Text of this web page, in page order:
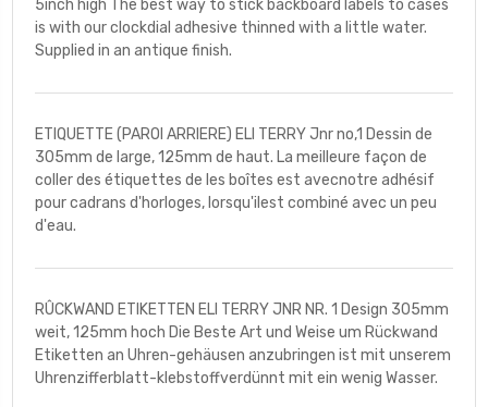
5inch high The best way to stick backboard labels to cases
is with our clockdial adhesive thinned with a little water.
Supplied in an antique finish.
ETIQUETTE (PAROI ARRIERE) ELI TERRY Jnr no,1 Dessin de
305mm de large, 125mm de haut. La meilleure façon de
coller des étiquettes de les boîtes est avecnotre adhésif
pour cadrans d'horloges, lorsqu'ilest combiné avec un peu
d'eau.
RÛCKWAND ETIKETTEN ELI TERRY JNR NR. 1 Design 305mm
weit, 125mm hoch Die Beste Art und Weise um Rückwand
Etiketten an Uhren-gehäusen anzubringen ist mit unserem
Uhrenzifferblatt-klebstoffverdünnt mit ein wenig Wasser.